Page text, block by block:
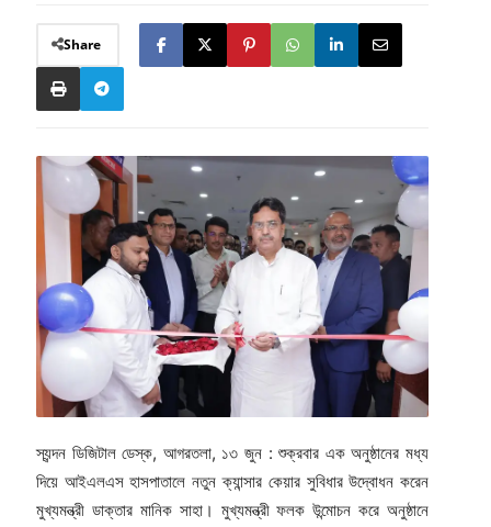
Share
স্যন্দন ডিজিটাল ডেস্ক, আগরতলা, ১৩ জুন : শুক্রবার এক অনুষ্ঠানের মধ্য
দিয়ে আইএলএস হাসপাতালে নতুন ক্যান্সার কেয়ার সুবিধার উদ্বোধন করেন
মুখ্যমন্ত্রী ডাক্তার মানিক সাহা। মুখ্যমন্ত্রী ফলক উন্মোচন করে অনুষ্ঠানে